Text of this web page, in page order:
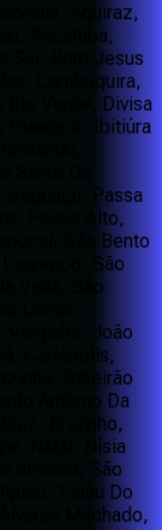
Aquiraz,
Pacatuba,
Sul, Bom Jesus
Cambuquira,
Rio Verde, Divisa
Guaxupé, Ibitiúra
De
Passa
Pouso Alto,
São Bento
São
Vista, São
Letras,
Varginha, João
Carlópolis,
Ribeirão
Antônio Da
Brejinho,
Natal, Nísia
Antônio, São
Tibau Do
Machado,